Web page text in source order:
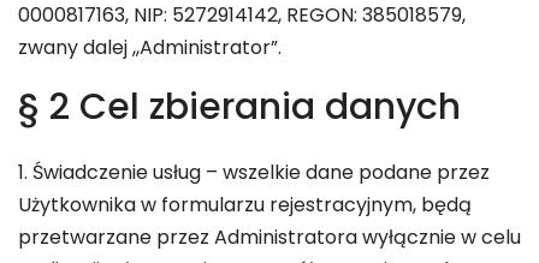
0000817163, NIP: 5272914142, REGON: 385018579,
zwany dalej ,,Administrator”.
§ 2 Cel zbierania danych
1. Świadczenie usług – wszelkie dane podane przez
Użytkownika w formularzu rejestracyjnym, będą
przetwarzane przez Administratora wyłącznie w celu